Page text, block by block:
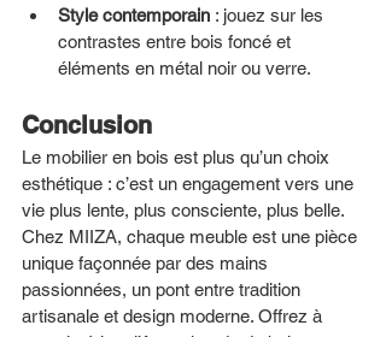
Style contemporain : jouez sur les
contrastes entre bois foncé et
éléments en métal noir ou verre.
Conclusion
Le mobilier en bois est plus qu’un choix
esthétique : c’est un engagement vers une
vie plus lente, plus consciente, plus belle.
Chez MIIZA, chaque meuble est une pièce
unique façonnée par des mains
passionnées, un pont entre tradition
artisanale et design moderne. Offrez à